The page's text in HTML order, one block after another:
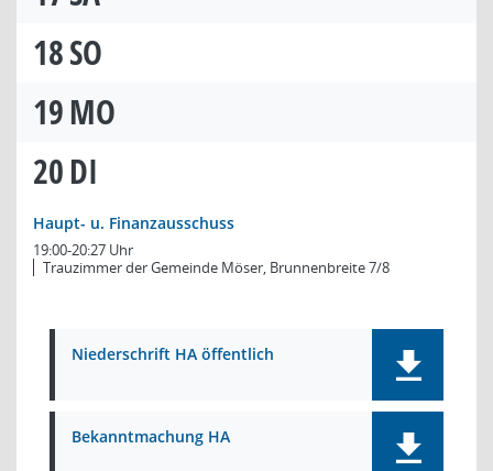
18SO
19MO
20DI
Haupt- u. Finanzausschuss
19:00-20:27 Uhr
Trauzimmer der Gemeinde Möser, Brunnenbreite 7/8
Niederschrift HA öffentlich
Bekanntmachung HA